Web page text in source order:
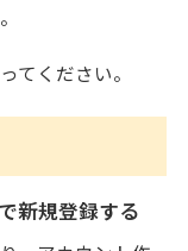
てください。
新規登録する